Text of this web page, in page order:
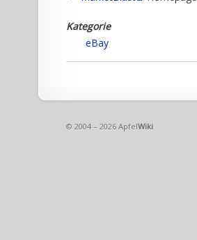
Kategorie
eBay
© 2004 – 2026 ApfelWiki